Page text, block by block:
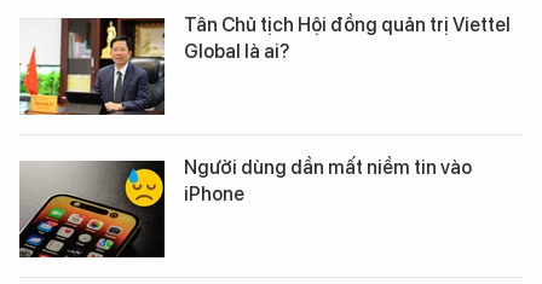
Tân Chủ tịch Hội đồng quản trị Viettel
Global là ai?
Người dùng dần mất niềm tin vào
iPhone